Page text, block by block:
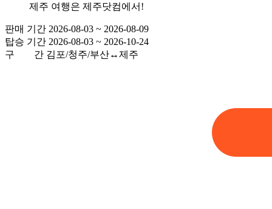
제주 여행은 제주닷컴에서!
판매 기간 2026-08-03 ~ 2026-08-09
탑승 기간 2026-08-03 ~ 2026-10-24
구 간 김포/청주/부산↔제주